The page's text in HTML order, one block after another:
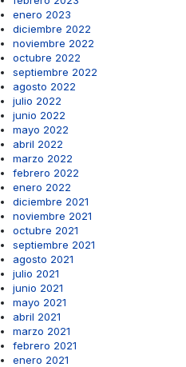
enero 2023
diciembre 2022
noviembre 2022
octubre 2022
septiembre 2022
agosto 2022
julio 2022
junio 2022
mayo 2022
abril 2022
marzo 2022
febrero 2022
enero 2022
diciembre 2021
noviembre 2021
octubre 2021
septiembre 2021
agosto 2021
julio 2021
junio 2021
mayo 2021
abril 2021
marzo 2021
febrero 2021
enero 2021